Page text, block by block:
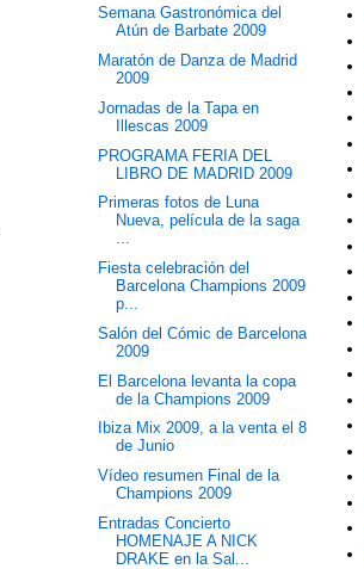
Semana Gastronómica del
Atún de Barbate 2009
Maratón de Danza de Madrid
2009
Jornadas de la Tapa en
Illescas 2009
PROGRAMA FERIA DEL
LIBRO DE MADRID 2009
Primeras fotos de Luna
Nueva, película de la saga
...
Fiesta celebración del
Barcelona Champions 2009
p...
Salón del Cómic de Barcelona
2009
El Barcelona levanta la copa
de la Champions 2009
Ibiza Mix 2009, a la venta el 8
de Junio
Vídeo resumen Final de la
Champions 2009
Entradas Concierto
HOMENAJE A NICK
DRAKE en la Sal...